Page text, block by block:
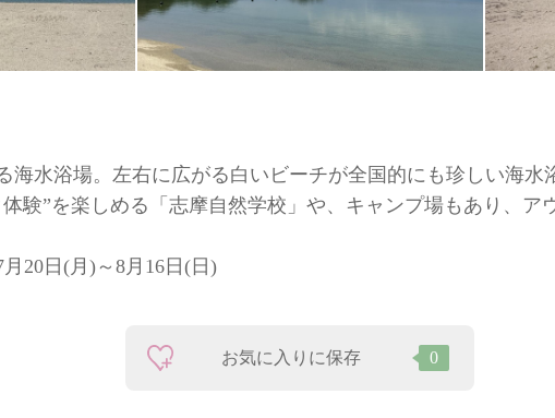
海水浴場。左右に広がる白いビーチが全国的にも珍しい海水
験”を楽しめる「志摩自然学校」や、キャンプ場もあり、ア
20日(月)～8月16日(日)
お気に入りに保存 0